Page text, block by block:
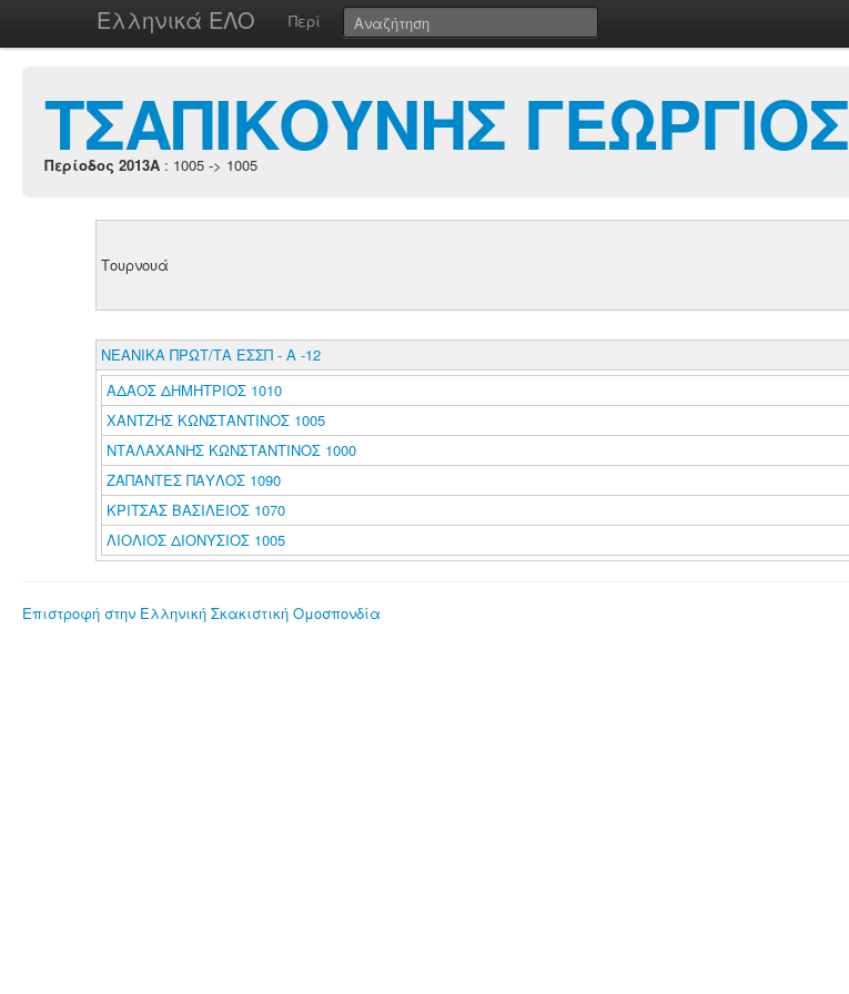
Ελληνικά ΕΛΟ Περί
ΤΣΑΠΙΚΟΥΝΗΣ ΓΕΩΡΓΙΟΣ
Περίοδος 2013A : 1005 -> 1005
Τουρνουά
ΝΕΑΝΙΚΑ ΠΡΩΤ/ΤΑ ΕΣΣΠ - Α -12
ΑΔΑΟΣ ΔΗΜΗΤΡΙΟΣ 1010
ΧΑΝΤΖΗΣ ΚΩΝΣΤΑΝΤΙΝΟΣ 1005
ΝΤΑΛΑΧΑΝΗΣ ΚΩΝΣΤΑΝΤΙΝΟΣ 1000
ΖΑΠΑΝΤΕΣ ΠΑΥΛΟΣ 1090
ΚΡΙΤΣΑΣ ΒΑΣΙΛΕΙΟΣ 1070
ΛΙΟΛΙΟΣ ΔΙΟΝΥΣΙΟΣ 1005
Επιστροφή στην Ελληνική Σκακιστική Ομοσπονδία